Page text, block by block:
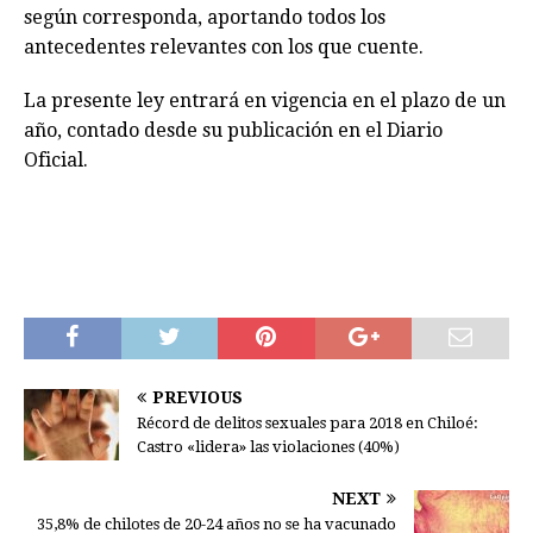
según corresponda, aportando todos los
antecedentes relevantes con los que cuente.
La presente ley entrará en vigencia en el plazo de un
año, contado desde su publicación en el Diario
Oficial.
PREVIOUS
Récord de delitos sexuales para 2018 en Chiloé:
Castro «lidera» las violaciones (40%)
NEXT
35,8% de chilotes de 20-24 años no se ha vacunado